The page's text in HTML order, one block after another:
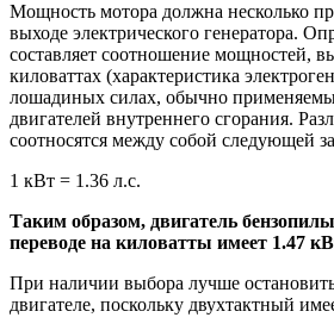
Мощность мотора должна несколько
выходе электрического генератора.
составляет соотношение мощностей,
киловаттах (характеристика
лошадиных силах, обычно
двигателей внутреннего сгорания.
соотносятся между собой следующей
1 кВт = 1.36 л.с.
Таким образом, двигатель
переводе на киловатты имеет 1.47
При наличии выбора лучше
двигателе, поскольку двухтактный